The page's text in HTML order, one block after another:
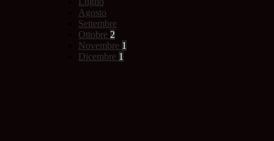
Agosto
Settembre
Ottobre 2
Novembre 1
Dicembre 1